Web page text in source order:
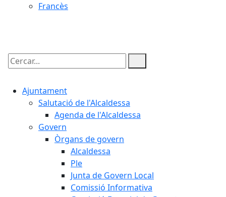
Francès
Cercar:
Ajuntament
Salutació de l'Alcaldessa
Agenda de l'Alcaldessa
Govern
Òrgans de govern
Alcaldessa
Ple
Junta de Govern Local
Comissió Informativa